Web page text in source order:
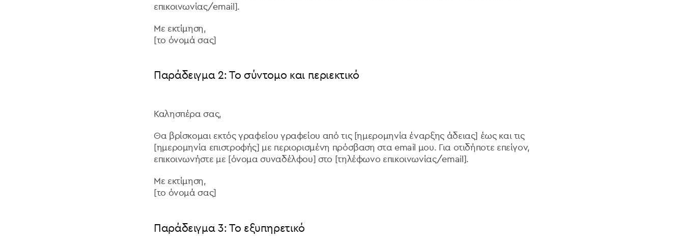
επικοινωνίας/email].
Με εκτίμηση,
[το όνομά σας]
Παράδειγμα 2: Το σύντομο και περιεκτικό
Καλησπέρα σας,
Θα βρίσκομαι εκτός γραφείου γραφείου από τις [ημερομηνία έναρξης άδειας] έως και τις
[ημερομηνία επιστροφής] με περιορισμένη πρόσβαση στα email μου. Για οτιδήποτε επείγον,
επικοινωνήστε με [όνομα συναδέλφου] στο [τηλέφωνο επικοινωνίας/email].
Με εκτίμηση,
[το όνομά σας]
Παράδειγμα 3: Το εξυπηρετικό